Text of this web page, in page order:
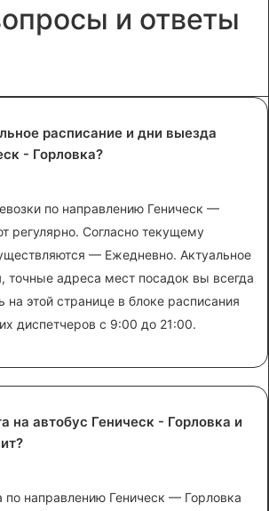
и ответы
расписание и дни выезда
- Горловка?
по направлению Геническ —
регулярно. Согласно текущему
— Ежедневно. Актуальное
точные адреса мест посадок вы всегда
этой странице в блоке расписания
диспетчеров с 9:00 до 21:00.
на автобус Геническ - Горловка и
по направлению Геническ — Горловка